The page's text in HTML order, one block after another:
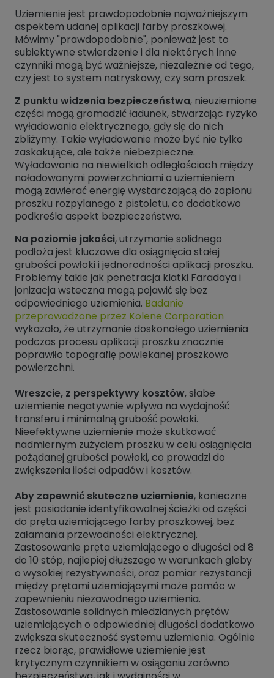
Uziemienie jest prawdopodobnie najważniejszym
aspektem udanej aplikacji farby proszkowej.
Mówimy "prawdopodobnie", ponieważ jest to
subiektywne stwierdzenie i dla niektórych inne
czynniki mogą być ważniejsze, niezależnie od tego,
czy jest to system natryskowy, czy sam proszek.
Z punktu widzenia bezpieczeństwa, nieuziemione
części mogą gromadzić ładunek, stwarzając ryzyko
wyładowania elektrycznego, gdy się do nich
zbliżymy. Takie wyładowanie może być nie tylko
zaskakujące, ale także niebezpieczne.
Wyładowania na niewielkich odległościach między
naładowanymi powierzchniami a uziemieniem
mogą zawierać energię wystarczającą do zapłonu
proszku rozpylanego z pistoletu, co dodatkowo
podkreśla aspekt bezpieczeństwa.
Na poziomie jakości, utrzymanie solidnego
podłoża jest kluczowe dla osiągnięcia stałej
grubości powłoki i jednorodności aplikacji proszku.
Problemy takie jak penetracja klatki Faradaya i
jonizacja wsteczna mogą pojawić się bez
odpowiedniego uziemienia. Badanie
przeprowadzone przez Kolene Corporation
wykazało, że utrzymanie doskonałego uziemienia
podczas procesu aplikacji proszku znacznie
poprawiło topografię powlekanej proszkowo
powierzchni.
Wreszcie, z perspektywy kosztów, słabe
uziemienie negatywnie wpływa na wydajność
transferu i minimalną grubość powłoki.
Nieefektywne uziemienie może skutkować
nadmiernym zużyciem proszku w celu osiągnięcia
pożądanej grubości powłoki, co prowadzi do
zwiększenia ilości odpadów i kosztów.
Aby zapewnić skuteczne uziemienie, konieczne
jest posiadanie identyfikowalnej ścieżki od części
do pręta uziemiającego farby proszkowej, bez
załamania przewodności elektrycznej.
Zastosowanie pręta uziemiającego o długości od 8
do 10 stóp, najlepiej dłuższego w warunkach gleby
o wysokiej rezystywności, oraz pomiar rezystancji
między prętami uziemiającymi może pomóc w
zapewnieniu niezawodnego uziemienia.
Zastosowanie solidnych miedzianych prętów
uziemiających o odpowiedniej długości dodatkowo
zwiększa skuteczność systemu uziemienia. Ogólnie
rzecz biorąc, prawidłowe uziemienie jest
krytycznym czynnikiem w osiąganiu zarówno